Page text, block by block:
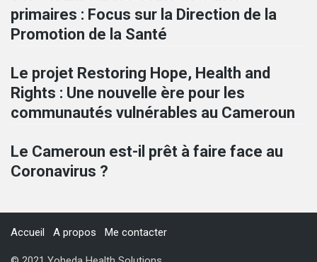
primaires : Focus sur la Direction de la
Promotion de la Santé
Le projet Restoring Hope, Health and
Rights : Une nouvelle ère pour les
communautés vulnérables au Cameroun
Le Cameroun est-il prêt à faire face au
Coronavirus ?
Accueil A propos Me contacter